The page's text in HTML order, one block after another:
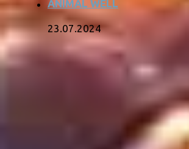
ANIMAL WELL
23.07.2024